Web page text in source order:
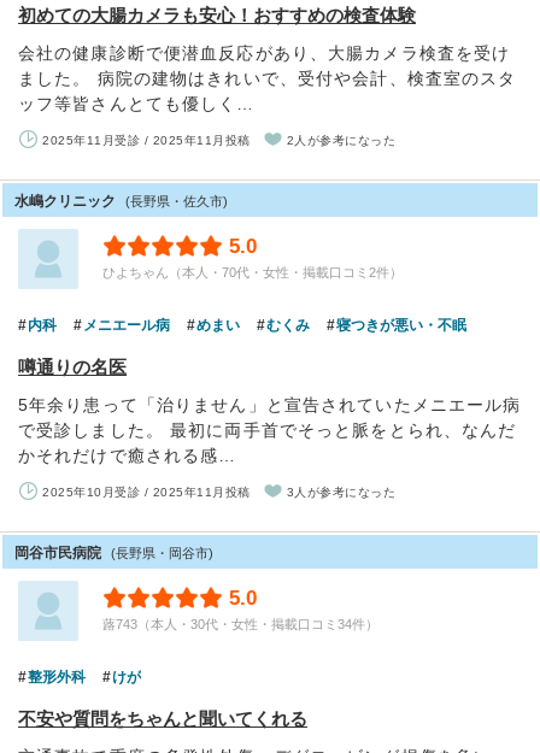
初めての大腸カメラも安心！おすすめの検査体験
会社の健康診断で便潜血反応があり、大腸カメラ検査を受け
ました。 病院の建物はきれいで、受付や会計、検査室のスタ
ッフ等皆さんとても優しく…
2025年11月受診 / 2025年11月投稿 2人が参考になった
水嶋クリニック (長野県・佐久市)
5.0
ひよちゃん（本人・70代・女性・掲載口コミ2件）
内科 メニエール病 めまい むくみ 寝つきが悪い・不眠
噂通りの名医
5年余り患って「治りません」と宣告されていたメニエール病
で受診しました。 最初に両手首でそっと脈をとられ、なんだ
かそれだけで癒される感…
2025年10月受診 / 2025年11月投稿 3人が参考になった
岡谷市民病院 (長野県・岡谷市)
5.0
蕗743（本人・30代・女性・掲載口コミ34件）
整形外科 けが
不安や質問をちゃんと聞いてくれる